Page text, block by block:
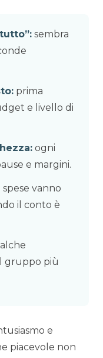
sembra
prima
e livello di
ogni
e margini.
spese vanno
il conto è
gruppo più
e
piacevole non